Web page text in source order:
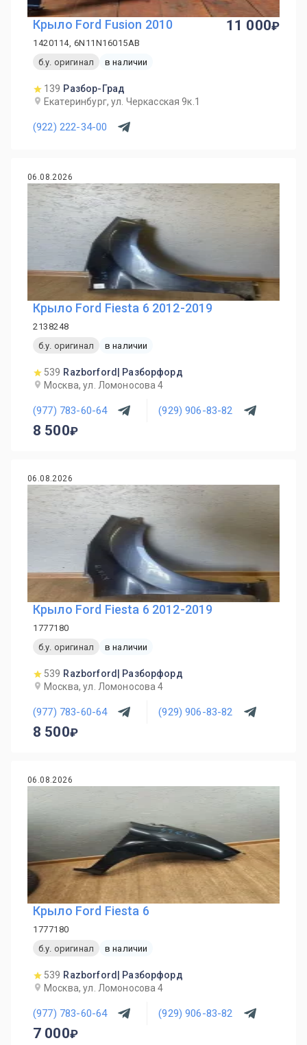
Крыло Ford Fusion 2010
1420114, 6N11N16015AB
б.у. оригинал
в наличии
139 Разбор-Град
Екатеринбург, ул. Черкасская 9к.1
(922) 222-34-00
11 000
06.08.2026
Крыло Ford Fiesta 6 2012-2019
2138248
б.у. оригинал
в наличии
539 Razborford| Разборфорд
Москва, ул. Ломоносова 4
(977) 783-60-64 (929) 906-83-82
8 500
06.08.2026
Крыло Ford Fiesta 6 2012-2019
1777180
б.у. оригинал
в наличии
539 Razborford| Разборфорд
Москва, ул. Ломоносова 4
(977) 783-60-64 (929) 906-83-82
8 500
06.08.2026
Крыло Ford Fiesta 6
1777180
б.у. оригинал
в наличии
539 Razborford| Разборфорд
Москва, ул. Ломоносова 4
(977) 783-60-64 (929) 906-83-82
7 000